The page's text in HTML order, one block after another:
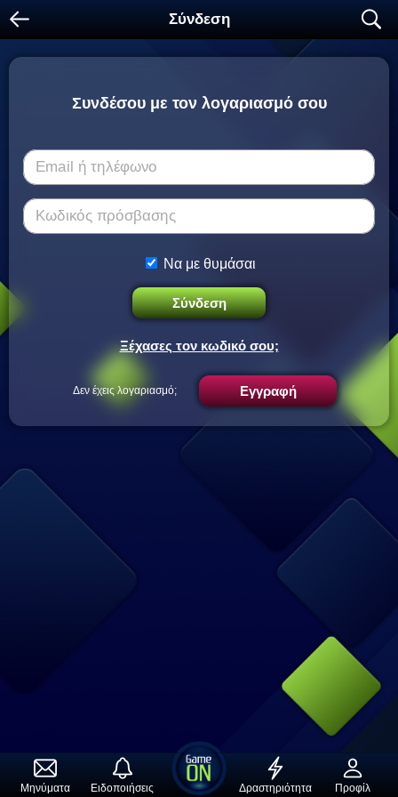
arrow_left Σύνδεση search
Συνδέσου με τον λογαριασμό σου
Email ή τηλέφωνο
Κωδικός πρόσβασης
Να με θυμάσαι
Σύνδεση
Ξέχασες τον κωδικό σου;
Δεν έχεις λογαριασμό; Εγγραφή
envelope
Μηνύματα
bell
Ειδοποιήσεις
bolt
Δραστηριότητα
person
Προφίλ